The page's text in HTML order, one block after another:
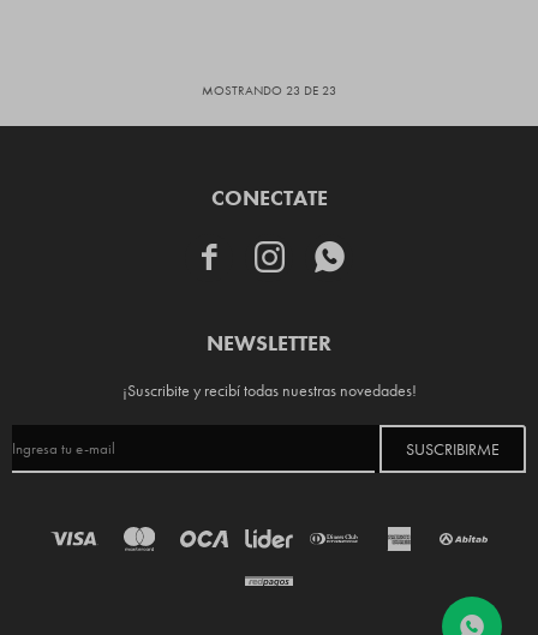
MOSTRANDO 23 DE 23
CONECTATE
  
NEWSLETTER
¡Suscribite y recibí todas nuestras novedades!
SUSCRIBIRME